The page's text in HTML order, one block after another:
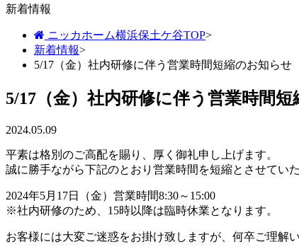
新着情報
ニッカホーム横浜保土ケ谷TOP>
新着情報>
5/17（金）社内研修に伴う営業時間短縮のお知らせ
5/17（金）社内研修に伴う営業時間
2024.05.09
平素は格別のご高配を賜り、厚く御礼申し上げます。
誠に勝手ながら下記のとおり営業時間を短縮とさせていた
2024年5月17日（金）営業時間8:30～15:00
※社内研修のため、15時以降は臨時休業となります。
お客様には大変ご迷惑をお掛け致しますが、何卒ご理解